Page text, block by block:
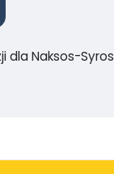
dla Naksos-Syros